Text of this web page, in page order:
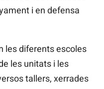
i en defensa
les diferents escoles
les unitats i les
tallers, xerrades